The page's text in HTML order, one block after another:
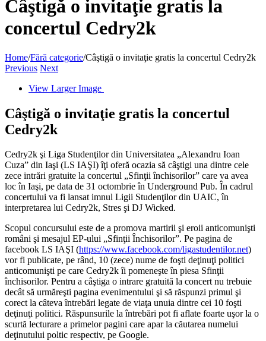
Câştigă o invitaţie gratis la
concertul Cedry2k
Home/Fără categorie/Câştigă o invitaţie gratis la concertul Cedry2k
Previous Next
View Larger Image
Câştigă o invitaţie gratis la concertul
Cedry2k
Cedry2k şi Liga Studenţilor din Universitatea „Alexandru Ioan
Cuza” din Iaşi (LS IAŞI) îţi oferă ocazia să câştigi una dintre cele
zece intrări gratuite la concertul „Sfinţii închisorilor” care va avea
loc în Iaşi, pe data de 31 octombrie în Underground Pub. În cadrul
concertului va fi lansat imnul Ligii Studenţilor din UAIC, în
interpretarea lui Cedry2k, Stres şi DJ Wicked.
Scopul concursului este de a promova martirii şi eroii anticomunişti
români şi mesajul EP-ului „Sfinţii Închisorilor”. Pe pagina de
facebook LS IAŞI (https://www.facebook.com/ligastudentilor.net)
vor fi publicate, pe rând, 10 (zece) nume de foşti deţinuţi politici
anticomunişti pe care Cedry2k îi pomeneşte în piesa Sfinţii
închisorilor. Pentru a câştiga o intrare gratuită la concert nu trebuie
decât să urmăreşti pagina evenimentului şi să răspunzi primul şi
corect la câteva întrebări legate de viaţa unuia dintre cei 10 foşti
deţinuţi politici. Răspunsurile la întrebări pot fi aflate foarte uşor la o
scurtă lecturare a primelor pagini care apar la căutarea numelui
deţinutului poltic respectiv, pe Google.